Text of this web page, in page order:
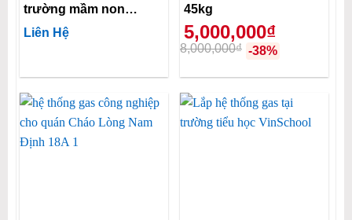
trường mầm non
HARMONY
Liên Hệ
45kg
5,000,000₫
8,000,000₫ -38%